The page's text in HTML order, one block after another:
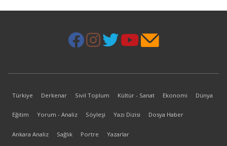
Türkiye Derkenar Sivil Toplum Kültür - Sanat Ekonomi Dünya
Eğitim Yorum - Analiz Söyleşi Yazı Dizisi Dosya Haber
Ankara Analiz Sağlık Portre Yazarlar